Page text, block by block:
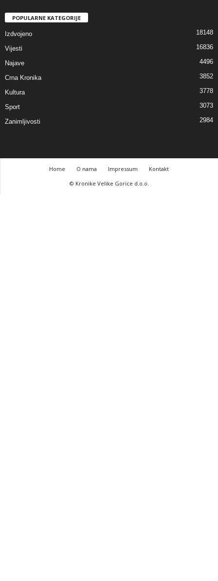
POPULARNE KATEGORIJE
Izdvojeno 18148
Vijesti 16836
Najave 4496
Crna Kronika 3852
Kultura 3778
Sport 3073
Zanimljivosti 2984
Home O nama Impressum
Kontakt
© Kronike Velike Gorice d.o.o.